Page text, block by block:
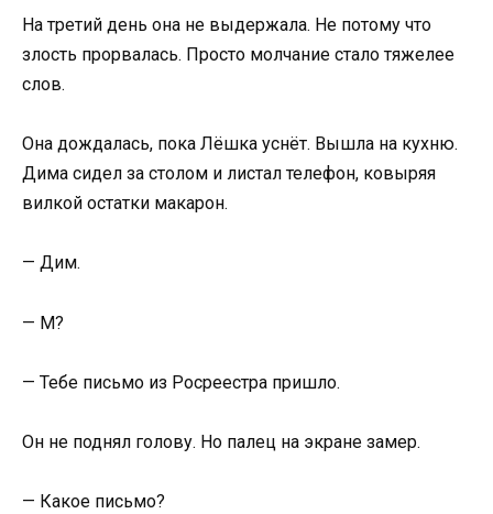
На третий день она не выдержала. Не потому что
злость прорвалась. Просто молчание стало тяжелее
слов.
Она дождалась, пока Лёшка уснёт. Вышла на кухню.
Дима сидел за столом и листал телефон, ковыряя
вилкой остатки макарон.
— Дим.
— М?
— Тебе письмо из Росреестра пришло.
Он не поднял голову. Но палец на экране замер.
— Какое письмо?